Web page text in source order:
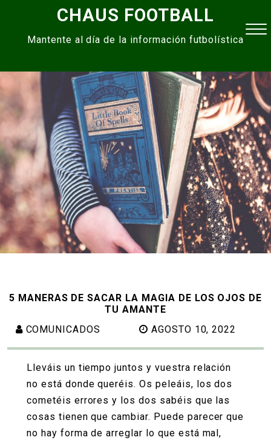
content
CHAUS FOOTBALL
Mantente al día de la información futbolística
5 MANERAS DE SACAR LA MAGIA DE LOS OJOS DE
TU AMANTE
COMUNICADOS
AGOSTO 10, 2022
Lleváis un tiempo juntos y vuestra relación
no está donde queréis. Os peleáis, los dos
cometéis errores y los dos sabéis que las
cosas tienen que cambiar. Puede parecer que
no hay forma de arreglar lo que está mal,